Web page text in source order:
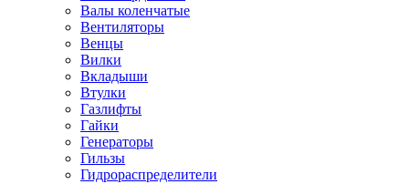
Валы коленчатые
Вентиляторы
Венцы
Вилки
Вкладыши
Втулки
Газлифты
Гайки
Генераторы
Гильзы
Гидрораспределители